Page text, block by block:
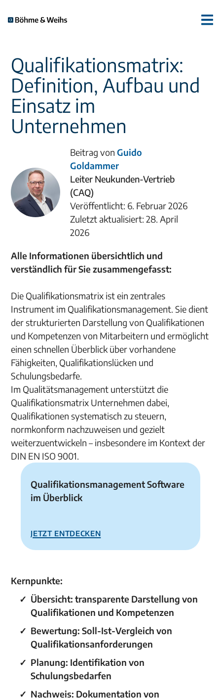
Qualifikationsmatrix:
Definition, Aufbau und
Einsatz im
Unternehmen
Beitrag vonGuido
Goldammer
Leiter Neukunden-Vertrieb
(CAQ)
Veröffentlicht: 6. Februar 2026
Zuletzt aktualisiert: 28. April
2026
Alle Informationen übersichtlich und
verständlich für Sie zusammengefasst:
Die Qualifikationsmatrix ist ein zentrales
Instrument im Qualifikationsmanagement. Sie dient
der strukturierten Darstellung von Qualifikationen
und Kompetenzen von Mitarbeitern und ermöglicht
einen schnellen Überblick über vorhandene
Fähigkeiten, Qualifikationslücken und
Schulungsbedarfe.
Im Qualitätsmanagement unterstützt die
Qualifikationsmatrix Unternehmen dabei,
Qualifikationen systematisch zu steuern,
normkonform nachzuweisen und gezielt
weiterzuentwickeln – insbesondere im Kontext der
DIN EN ISO 9001.
Qualifikationsmanagement Software
im Überblick
Jetzt entdecken
Kernpunkte:
Übersicht:transparente Darstellung von
Qualifikationen und Kompetenzen
Bewertung: Soll-Ist-Vergleich von
Qualifikationsanforderungen
Planung: Identifikation von
Schulungsbedarfen
Nachweis: Dokumentation von